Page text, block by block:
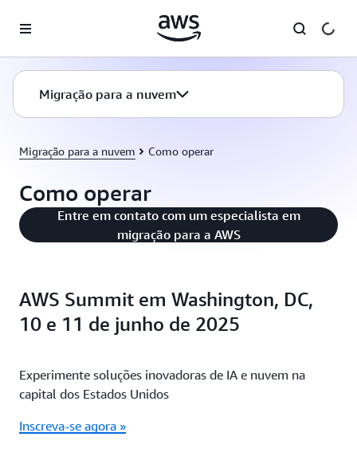
Pular para o conteúdo principal
Migração para a nuvem
Migração para a nuvem Como operar
Como operar
Entre em contato com um especialista em
migração para a AWS
AWS Summit em Washington, DC,
10 e 11 de junho de 2025
Experimente soluções inovadoras de IA e nuvem na
capital dos Estados Unidos
Inscreva-se agora »